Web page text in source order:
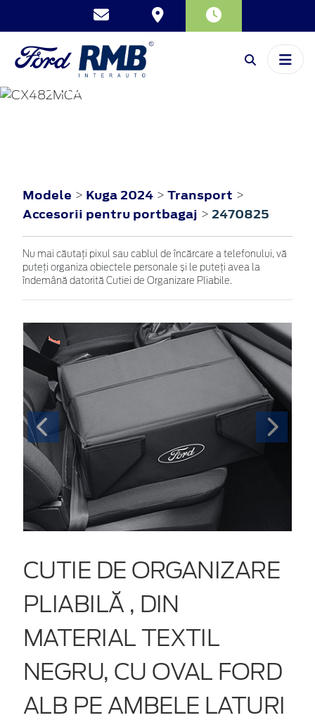
KUGA
Modele > Kuga 2024 > Transport >
Accesorii pentru portbagaj > 2470825
Nu mai căutați pixul sau cablul de încărcare a telefonului, vă
puteți organiza obiectele personale și le puteți avea la
îndemână datorită Cutiei de Organizare Pliabile.
CUTIE DE ORGANIZARE
PLIABILĂ , DIN
MATERIAL TEXTIL
NEGRU, CU OVAL FORD
ALB PE AMBELE LATURI